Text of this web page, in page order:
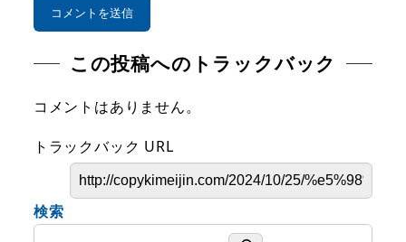
この投稿へのトラックバック
コメントはありません。
トラックバック URL
検索